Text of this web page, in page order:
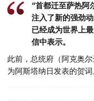
“首都迁至萨热阿
注入了新的强劲
已经成为世界上
信中表示。
此前，总统府（阿克奥
为阿斯塔纳日发表的贺词